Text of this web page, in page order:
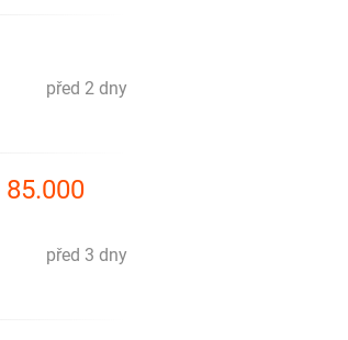
před 2 dny
před 3 dny